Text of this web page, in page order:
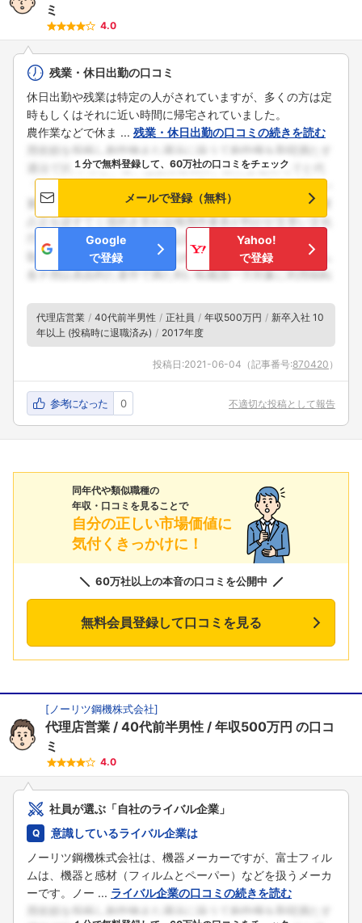
ミ
4.0
残業・休日出勤の口コミ
休日出勤や残業は特定の人がされていますが、多くの方は定
時もしくはそれに近い時間に帰宅されていました。
農作業などで休ま ... 残業・休日出勤の口コミの続きを読む
１分で無料登録して、60万社の口コミをチェック
メールで登録（無料）
Google
で登録
Yahoo!
で登録
代理店営業 40代前半男性 正社員 年収500万円
新卒入社 10
年以上 (投稿時に退職済み)
2017年度
投稿日:2021-06-04 （記事番号:870420 ）
参考になった 0 不適切な投稿として報告
同年代や類似職種の
年収・口コミを見ることで
自分の正しい市場価値に
気付くきっかけに！
60万社以上の本音の口コミを公開中
無料会員登録して口コミを見る
[ ノーリツ鋼機株式会社]
代理店営業 40代前半男性 年収500万円 の口コ
ミ
4.0
社員が選ぶ「自社のライバル企業」
意識しているライバル企業は
ノーリツ鋼機株式会社は、機器メーカーですが、富士フィル
ムは、機器と感材（フィルムとペーパー）などを扱うメーカ
ーです。ノー ... ライバル企業の口コミの続きを読む